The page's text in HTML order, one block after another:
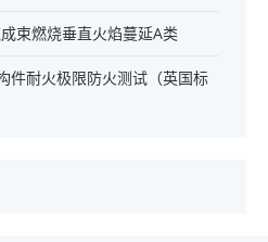
束燃烧垂直火焰蔓延A类
件耐火极限防火测试（英国标